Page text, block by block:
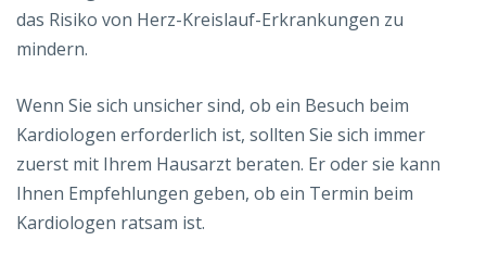
das Risiko von Herz-Kreislauf-Erkrankungen zu
mindern.
Wenn Sie sich unsicher sind, ob ein Besuch beim
Kardiologen erforderlich ist, sollten Sie sich immer
zuerst mit Ihrem Hausarzt beraten. Er oder sie kann
Ihnen Empfehlungen geben, ob ein Termin beim
Kardiologen ratsam ist.